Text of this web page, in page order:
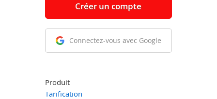
Créer un compte
Connectez-vous avec Google
Produit
Tarification